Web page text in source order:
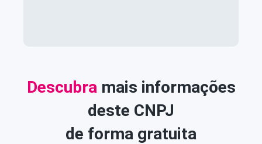
Descubra mais informações
deste CNPJ
de forma gratuita